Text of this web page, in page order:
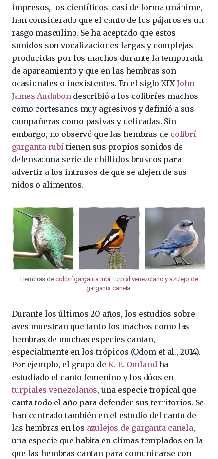
impresos, los científicos, casi de forma unánime,
han considerado que el canto de los pájaros es un
rasgo masculino. Se ha aceptado que estos
sonidos son vocalizaciones largas y complejas
producidas por los machos durante la temporada
de apareamiento y que en las hembras son
ocasionales o inexistentes. En el siglo XIXJohn
James Audubondescribió a los colibríes machos
como cortesanos muy agresivos y definió a sus
compañeras como pasivas y delicadas. Sin
embargo, no observó que las hembras de colibrí
garganta rubítienen sus propios sonidos de
defensa: una serie de chillidos bruscos para
advertir a los intrusos de que se alejen de sus
nidos o alimentos.
Hembras decolibrí garganta rubí,turpial venezolano y azulejo de
garganta canela.
Durante los últimos 20 años, los estudios sobre
aves muestran que tanto los machos como las
hembras de muchas especies cantan,
especialmente en los trópicos (Odom et al., 2014).
Por ejemplo, el grupo deK. E. Omlandha
estudiado el canto femenino y los dúos en
turpiales venezolanos, una especie tropical que
canta todo el año para defender sus territorios. Se
han centrado también en el estudio del canto de
las hembras en los azulejos de garganta canela,
una especie que habita en climas templados en la
que las hembras cantan para comunicarse con